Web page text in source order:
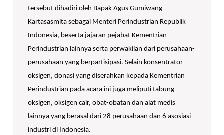
tersebut dihadiri oleh Bapak Agus Gumiwang
Kartasasmita sebagai Menteri Perindustrian Republik
Indonesia, beserta jajaran pejabat Kementrian
Perindustrian lainnya serta perwakilan dari perusahaan-
perusahaan yang berpartisipasi. Selain konsentrator
oksigen, donasi yang diserahkan kepada Kementrian
Perindustrian pada acara ini juga meliputi tabung
oksigen, oksigen cair, obat-obatan dan alat medis
lainnya yang berasal dari 28 perusahaan dan 6 asosiasi
industri di Indonesia.